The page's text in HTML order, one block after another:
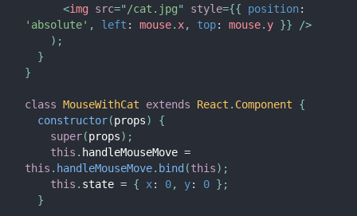
<img src=" /cat.jpg" style={{ position:
'absolute' , left : mouse. x, top: mouse. y }}
/>
) ;
}
}
class MouseWithCat extends React . Component
{
constructor(props)
{
super(props) ;
this . handleMouseMove =
this . handleMouseMove. bind (this) ;
this . state = { x: 0, y: 0 } ;
}